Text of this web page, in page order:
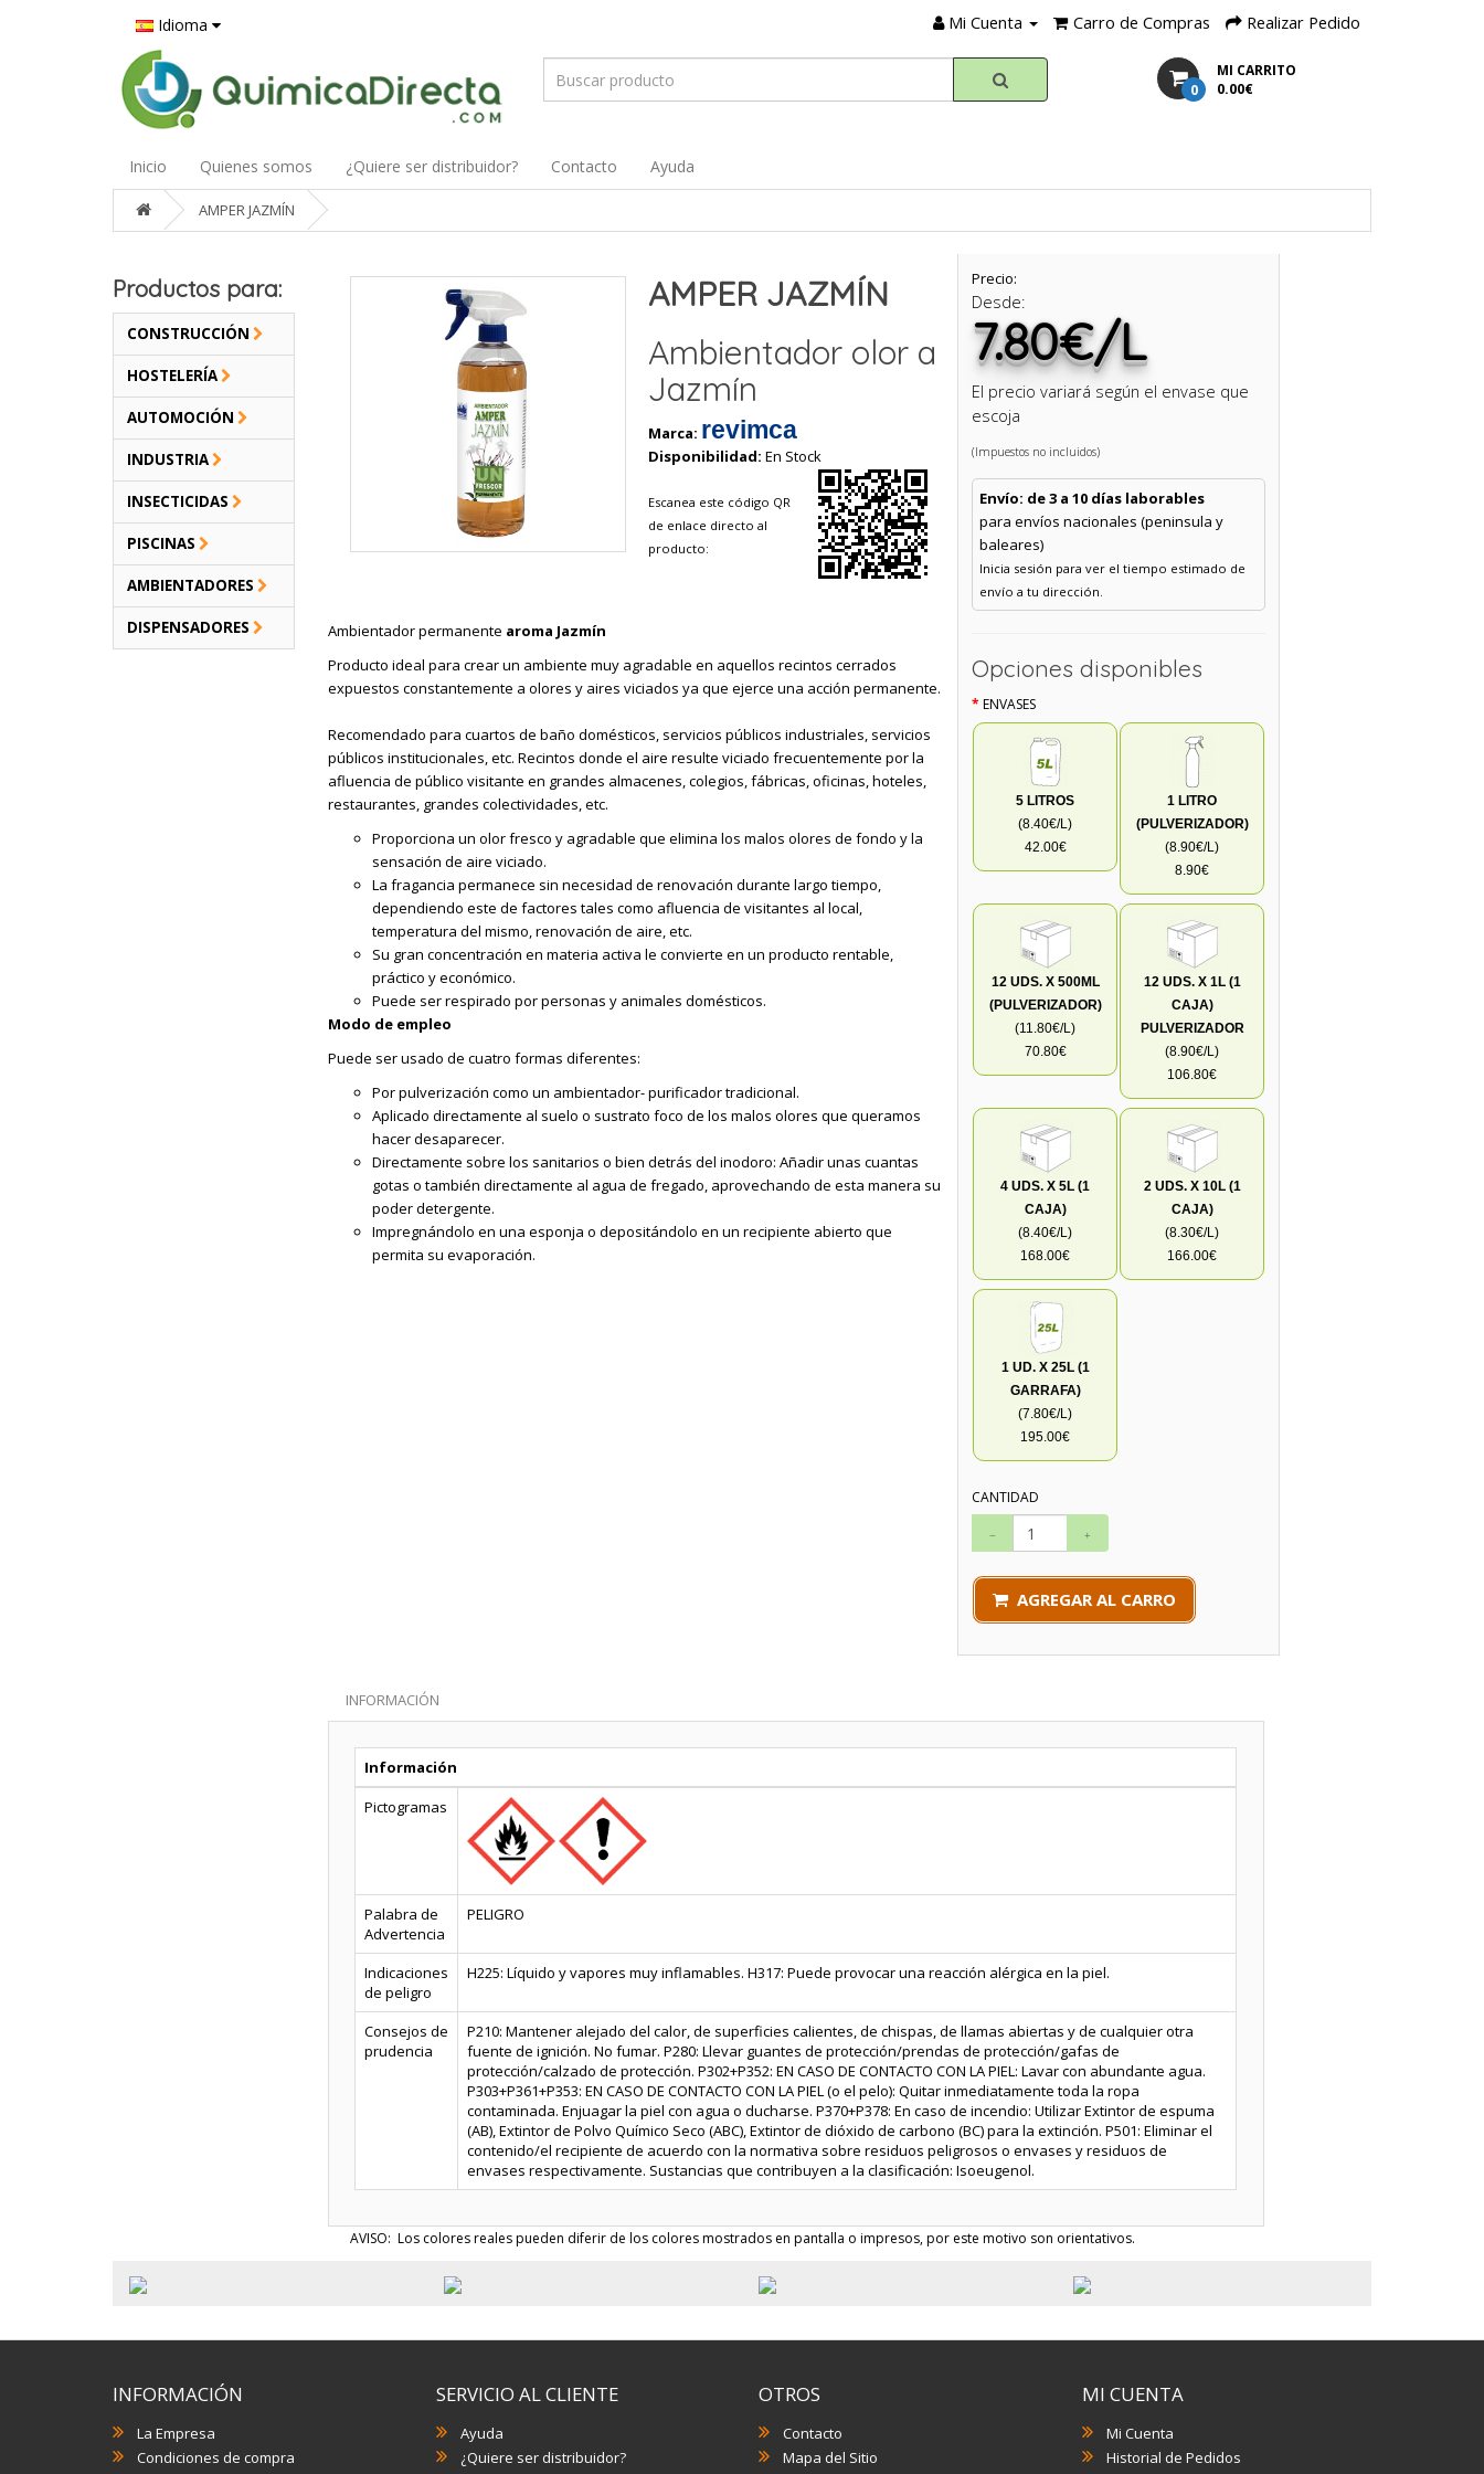
Idioma Mi Cuenta Carro de Compras Realizar Pedido
MI CARRITO
0 0.00€
Inicio Quienes somos ¿Quiere ser distribuidor? Contacto Ayuda
AMPER JAZMÍN
Productos para:
CONSTRUCCIÓN
HOSTELERÍA
AUTOMOCIÓN
INDUSTRIA
INSECTICIDAS
PISCINAS
AMBIENTADORES
DISPENSADORES
AMPER JAZMÍN
Ambientador olor a
Jazmín
Marca: revimca
Disponibilidad: En Stock
Escanea este código QR
de enlace directo al
producto:
Ambientador permanente aroma Jazmín
Producto ideal para crear un ambiente muy agradable en aquellos recintos cerrados
expuestos constantemente a olores y aires viciados ya que ejerce una acción permanente.
Recomendado para cuartos de baño domésticos, servicios públicos industriales, servicios
públicos institucionales, etc. Recintos donde el aire resulte viciado frecuentemente por la
afluencia de público visitante en grandes almacenes, colegios, fábricas, oficinas, hoteles,
restaurantes, grandes colectividades, etc.
Proporciona un olor fresco y agradable que elimina los malos olores de fondo y la
sensación de aire viciado.
La fragancia permanece sin necesidad de renovación durante largo tiempo,
dependiendo este de factores tales como afluencia de visitantes al local,
temperatura del mismo, renovación de aire, etc.
Su gran concentración en materia activa le convierte en un producto rentable,
práctico y económico.
Puede ser respirado por personas y animales domésticos.
Modo de empleo
Puede ser usado de cuatro formas diferentes:
Por pulverización como un ambientador- purificador tradicional.
Aplicado directamente al suelo o sustrato foco de los malos olores que queramos
hacer desaparecer.
Directamente sobre los sanitarios o bien detrás del inodoro: Añadir unas cuantas
gotas o también directamente al agua de fregado, aprovechando de esta manera su
poder detergente.
Impregnándolo en una esponja o depositándolo en un recipiente abierto que
permita su evaporación.
Precio:
Desde:
7.80€/L
El precio variará según el envase que
escoja
(Impuestos no incluidos)
Envío: de 3 a 10 días laborables
para envíos nacionales (peninsula y
baleares)
Inicia sesión para ver el tiempo estimado de
envío a tu dirección.
Opciones disponibles
ENVASES
5 LITROS
(8.40€/L)
42.00€
1 LITRO
(PULVERIZADOR)
(8.90€/L)
8.90€
12 UDS. X 500ML
(PULVERIZADOR)
(11.80€/L)
70.80€
12 UDS. X 1L (1
CAJA)
PULVERIZADOR
(8.90€/L)
106.80€
4 UDS. X 5L (1
CAJA)
(8.40€/L)
168.00€
2 UDS. X 10L (1
CAJA)
(8.30€/L)
166.00€
1 UD. X 25L (1
GARRAFA)
(7.80€/L)
195.00€
CANTIDAD
AGREGAR AL CARRO
INFORMACIÓN
Información
Pictogramas
Palabra de
Advertencia
PELIGRO
Indicaciones
de peligro
H225: Líquido y vapores muy inflamables. H317: Puede provocar una reacción alérgica en la piel.
Consejos de
prudencia
P210: Mantener alejado del calor, de superficies calientes, de chispas, de llamas abiertas y de cualquier otra
fuente de ignición. No fumar. P280: Llevar guantes de protección/prendas de protección/gafas de
protección/calzado de protección. P302+P352: EN CASO DE CONTACTO CON LA PIEL: Lavar con abundante agua.
P303+P361+P353: EN CASO DE CONTACTO CON LA PIEL (o el pelo): Quitar inmediatamente toda la ropa
contaminada. Enjuagar la piel con agua o ducharse. P370+P378: En caso de incendio: Utilizar Extintor de espuma
(AB), Extintor de Polvo Químico Seco (ABC), Extintor de dióxido de carbono (BC) para la extinción. P501: Eliminar el
contenido/el recipiente de acuerdo con la normativa sobre residuos peligrosos o envases y residuos de
envases respectivamente. Sustancias que contribuyen a la clasificación: Isoeugenol.
AVISO: Los colores reales pueden diferir de los colores mostrados en pantalla o impresos, por este motivo son orientativos.
INFORMACIÓN
La Empresa
Condiciones de compra
SERVICIO AL CLIENTE
Ayuda
¿Quiere ser distribuidor?
OTROS
Contacto
Mapa del Sitio
MI CUENTA
Mi Cuenta
Historial de Pedidos